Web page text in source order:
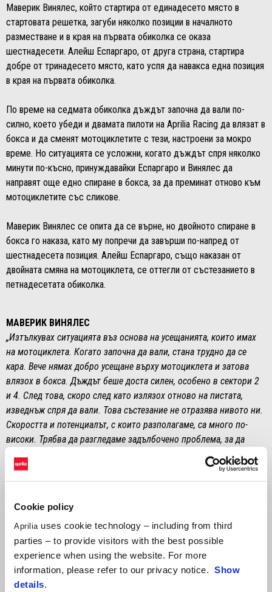
Cookie policy
Aprilia uses cookie technology – including from third
parties – to provide visitors with the best possible
experience when using the website. For more
information, please refer to our privacy notice. Show
details.
Маверик Винялес, който стартира от единадесето място в
стартовата решетка, загуби няколко позиции в началното
разместване и в края на първата обиколка се оказа
шестнадесети. Алейш Еспаргаро, от друга страна, стартира
добре от тринадесето място, като успя да навакса една позиция
в края на първата обиколка.
По време на седмата обиколка дъждът започна да вали по-
силно, което убеди и двамата пилоти на Aprilia Racing да влязат в
бокса и да сменят мотоциклетите с тези, настроени за мокро
време. Но ситуацията се усложни, когато дъждът спря няколко
минути по-късно, принуждавайки Еспаргаро и Винялес да
направят още едно спиране в бокса, за да преминат отново към
мотоциклетите със сликове.
Маверик Винялес се опита да се върне, но двойното спиране в
бокса го наказа, като му попречи да завърши по-напред от
шестнадесета позиция. Алейш Еспаргаро, също наказан от
двойната смяна на мотоциклета, се оттегли от състезанието в
петнадесетата обиколка.
МАВЕРИК ВИНЯЛЕС
„Изтълкувах ситуацията въз основа на усещанията, които имах
на мотоциклета. Когато започна да вали, стана трудно да се
кара. Вече нямах добро усещане върху мотоциклета и затова
влязох в бокса. Дъждът беше доста силен, особено в сектори 2
и 4. След това, скоро след като излязох отново на пистата,
изведнъж спря да вали. Това състезание не отразява нивото ни.
Скоростта и потенциалът, с които разполагаме, са много по-
високи. Трябва да разгледаме задълбочено проблема, за да
разберем защо не можем да покажем максималния си
потенциал.“
„В началото на състезанието не бях много конкурентоспособен и
ми беше трудно да поддържам темпото на групата. Когато
видях, че вали, си помислих, че е подходящият момент да
рискувам. През този уикенд не бяхме конкурентоспособни.
Борим се с липсата на сцепление и не сме на нивото, на което
бихме искали да бъдем.“